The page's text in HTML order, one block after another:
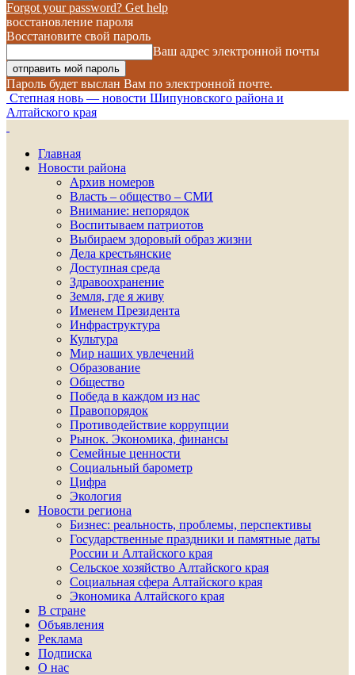
Forgot your password? Get help
восстановление пароля
Восстановите свой пароль
Ваш адрес электронной почты
Пароль будет выслан Вам по электронной почте.
Степная новь — новости Шипуновского района и
Алтайского края
Главная
Новости района
Архив номеров
Власть – общество – СМИ
Внимание: непорядок
Воспитываем патриотов
Выбираем здоровый образ жизни
Дела крестьянские
Доступная среда
Здравоохранение
Земля, где я живу
Именем Президента
Инфраструктура
Культура
Мир наших увлечений
Образование
Общество
Победа в каждом из нас
Правопорядок
Противодействие коррупции
Рынок. Экономика, финансы
Семейные ценности
Социальный барометр
Цифра
Экология
Новости региона
Бизнес: реальность, проблемы, перспективы
Государственные праздники и памятные даты
России и Алтайского края
Сельское хозяйство Алтайского края
Социальная сфера Алтайского края
Экономика Алтайского края
В стране
Объявления
Реклама
Подписка
О нас